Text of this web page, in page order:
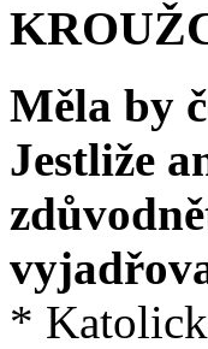
Měla by
Jestliže
*